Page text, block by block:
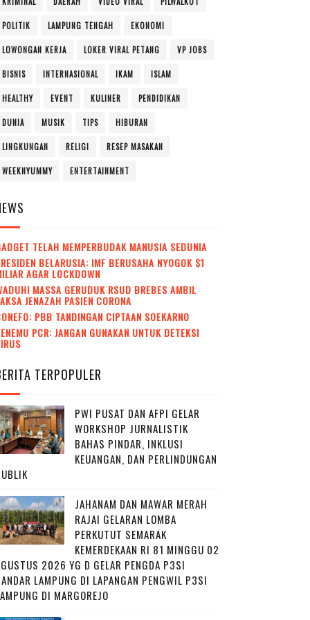
POLITIK LAMPUNG TENGAH EKONOMI
LOWONGAN KERJA LOKER VIRAL PETANG VP JOBS
BISNIS INTERNASIONAL IKAM ISLAM
HEALTHY EVENT KULINER PENDIDIKAN
DUNIA MUSIK TIPS HIBURAN
LINGKUNGAN RELIGI RESEP MASAKAN
WEEKNYUMMY ENTERTAINMENT
TELAH MEMPERBUDAK MANUSIA SEDUNIA
BELARUSIA: IMF BERUSAHA NYOGOK $1
AGAR LOCKDOWN
MASSA GERUDUK RSUD BREBES AMBIL
JENAZAH PASIEN CORONA
PBB TANDINGAN CIPTAAN SOEKARNO
PCR: JANGAN GUNAKAN UNTUK DETEKSI
TERPOPULER
PWI PUSAT DAN AFPI GELAR
WORKSHOP JURNALISTIK
BAHAS PINDAR, INKLUSI
KEUANGAN, DAN PERLINDUNGAN
JAHANAM DAN MAWAR MERAH
RAJAI GELARAN LOMBA
PERKUTUT SEMARAK
KEMERDEKAAN RI 81 MINGGU 02
2026 YG D GELAR PENGDA P3SI
LAMPUNG DI LAPANGAN PENGWIL P3SI
DI MARGOREJO